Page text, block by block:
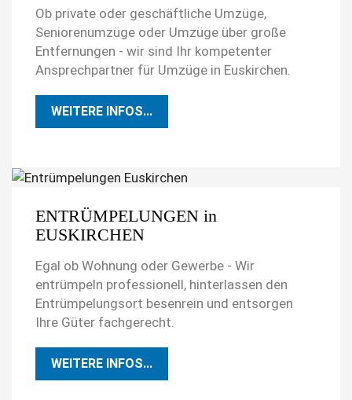
Ob private oder geschäftliche Umzüge,
Seniorenumzüge oder Umzüge über große
Entfernungen - wir sind Ihr kompetenter
Ansprechpartner für Umzüge in Euskirchen.
WEITERE INFOS...
ENTRÜMPELUNGEN in
EUSKIRCHEN
Egal ob Wohnung oder Gewerbe - Wir
entrümpeln professionell, hinterlassen den
Entrümpelungsort besenrein und entsorgen
Ihre Güter fachgerecht.
WEITERE INFOS...